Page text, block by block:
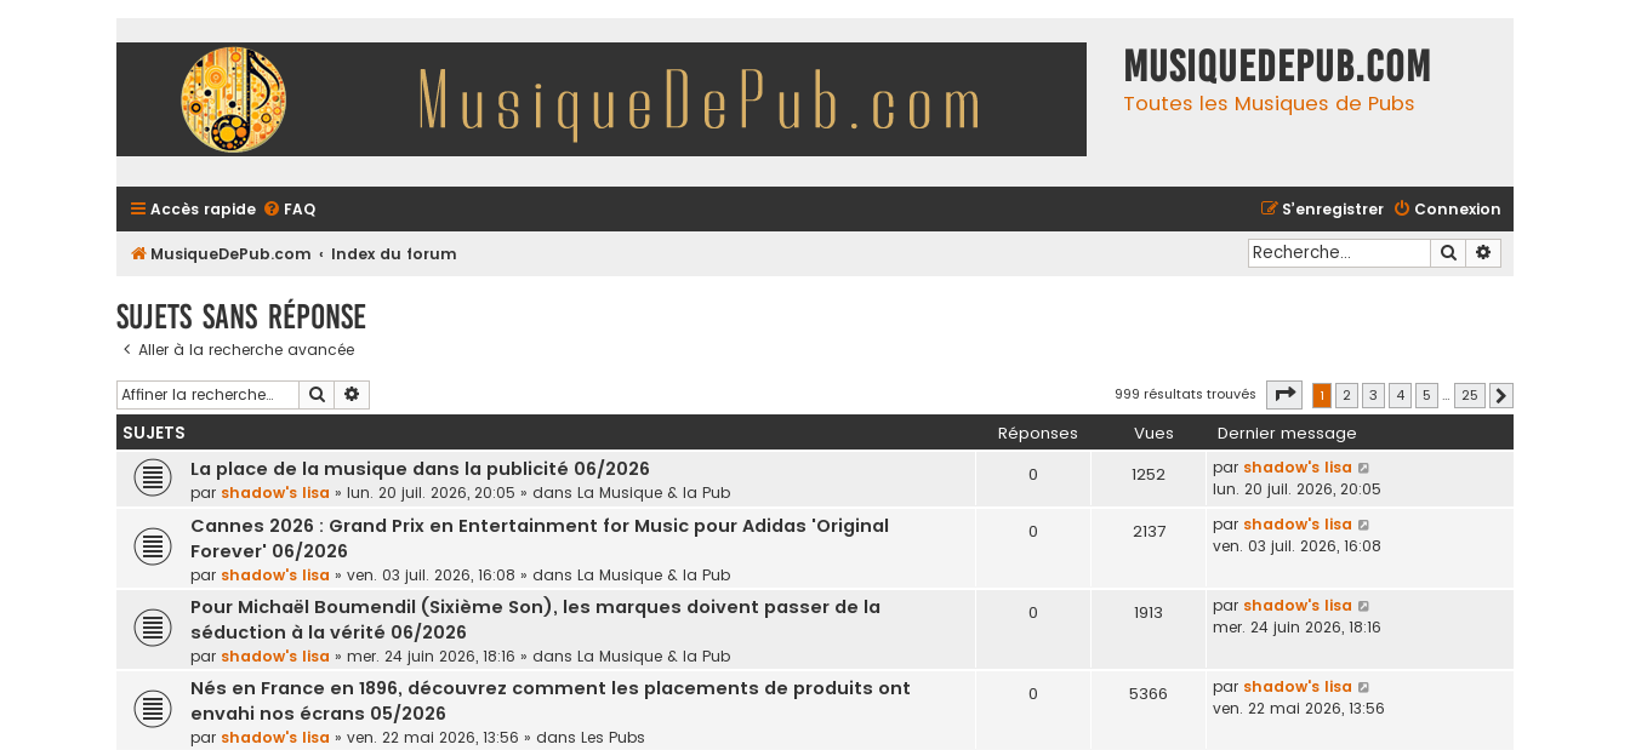
MusiqueDePub.com
Toutes les Musiques de Pubs
Accès rapide FAQ Connexion
S’enregistrer
MusiqueDePub.com Index du forum Rechercher
Sujets sans réponse
Aller à la recherche avancée
Rechercher 999 résultats trouvés Page sur 25
1 2 3 4 5 … 25
SUJETS Réponses Vues Dernier message
La place de la musique dans la publicité 06/2026
par shadow's lisa » lun. 20 juil. 2026, 20:05 » dans La Musique & la Pub
0 1252 par shadow's lisa
lun. 20 juil. 2026, 20:05
Cannes 2026 : Grand Prix en Entertainment for Music pour Adidas 'Original
Forever' 06/2026
par shadow's lisa » ven. 03 juil. 2026, 16:08 » dans La Musique & la Pub
0 2137 par shadow's lisa
ven. 03 juil. 2026, 16:08
Pour Michaël Boumendil (Sixième Son), les marques doivent passer de la
séduction à la vérité 06/2026
par shadow's lisa » mer. 24 juin 2026, 18:16 » dans La Musique & la Pub
0 1913 par shadow's lisa
mer. 24 juin 2026, 18:16
Nés en France en 1896, découvrez comment les placements de produits ont
envahi nos écrans 05/2026
par shadow's lisa » ven. 22 mai 2026, 13:56 » dans Les Pubs
0 5366 par shadow's lisa
ven. 22 mai 2026, 13:56